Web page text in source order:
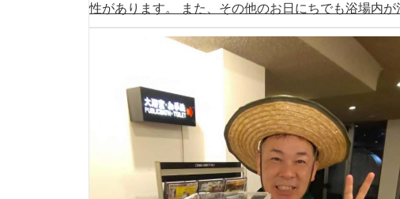
性があります。 また、その他のお日にちでも浴場内